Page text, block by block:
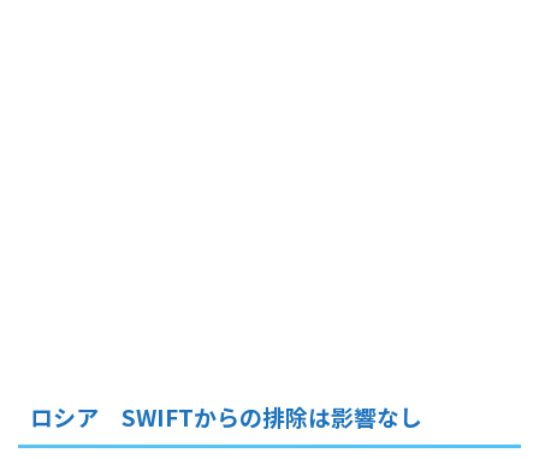
ロシア SWIFTからの排除は影響なし